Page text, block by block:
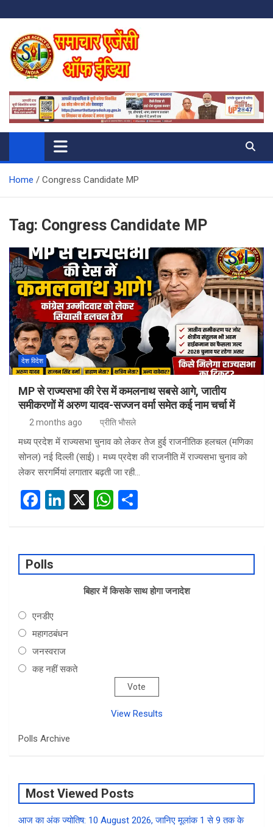
to
content
SAMACHAR AGENCY OF INDIA
My WordPress Blog
Home Congress Candidate MP
Tag: Congress Candidate MP
देश विदेश
MP से राज्यसभा की रेस में कमलनाथ सबसे आगे, जातीय
समीकरणों में अरुण यादव-सज्जन वर्मा समेत कई नाम चर्चा में
2 months ago प्रीति भौसले
मध्य प्रदेश में राज्यसभा चुनाव को लेकर तेज हुई राजनीतिक हलचल (मणिका
सोनल) नई दिल्ली (साई)। मध्य प्रदेश की राजनीति में राज्यसभा चुनाव को
लेकर सरगर्मियां लगातार बढ़ती जा रही…
F
b
o
k
Li
dI
n
X
W
s
A
p
e
Polls
बिहार में किसके साथ होगा जनादेश
एनडीए
महागठबंधन
जनस्वराज
कह नहीं सकते
View Results
Polls Archive
Most Viewed Posts
आज का अंक ज्योतिष: 10 August 2026, जानिए मूलांक 1 से 9 तक के